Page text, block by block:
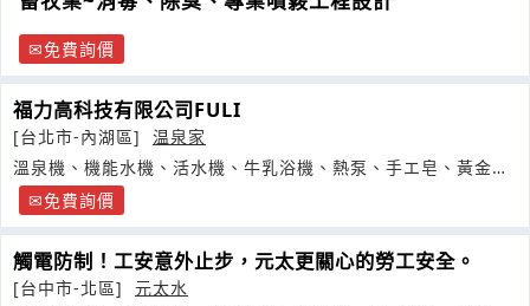
免費詢價
福力高科技有限公司FULI
[台北市-內湖區]
温泉家
溫泉機、機能水機、活水機、牛乳浴機、熱泵、手エ皂、黃金純
手エ皂免費詢價
觸電防制！工安意外止步，元太更關心的勞工安全。
[台中市-北區]
元太水